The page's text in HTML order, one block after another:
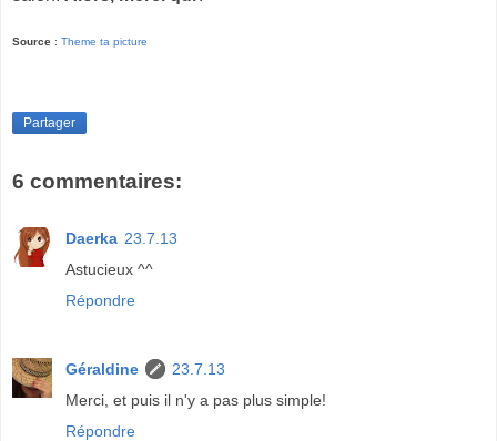
Source : Theme ta picture
Partager
6 commentaires:
Daerka 23.7.13
Astucieux ^^
Répondre
Géraldine
23.7.13
Merci, et puis il n'y a pas plus simple!
Répondre